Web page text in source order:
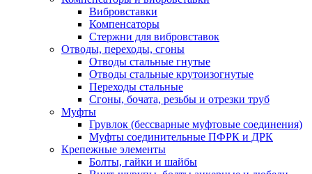
Вибровставки
Компенсаторы
Стержни для вибровставок
Отводы, переходы, сгоны
Отводы стальные гнутые
Отводы стальные крутоизогнутые
Переходы стальные
Сгоны, бочата, резьбы и отрезки труб
Муфты
Грувлок (бессварные муфтовые соединения)
Муфты соединительные ПФРК и ДРК
Крепежные элементы
Болты, гайки и шайбы